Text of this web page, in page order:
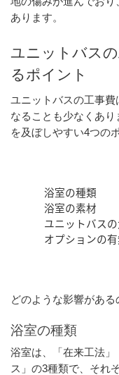
あります。
ユニットバス
るポイント
ユニットバスの工事費
なることも少なくあ
を及ぼしやすい4つの
浴室の種類
浴室の素材
ユニットバス
オプションの
どのような影響がある
浴室の種類
浴室は、「在来工法
ス」の3種類で、それ